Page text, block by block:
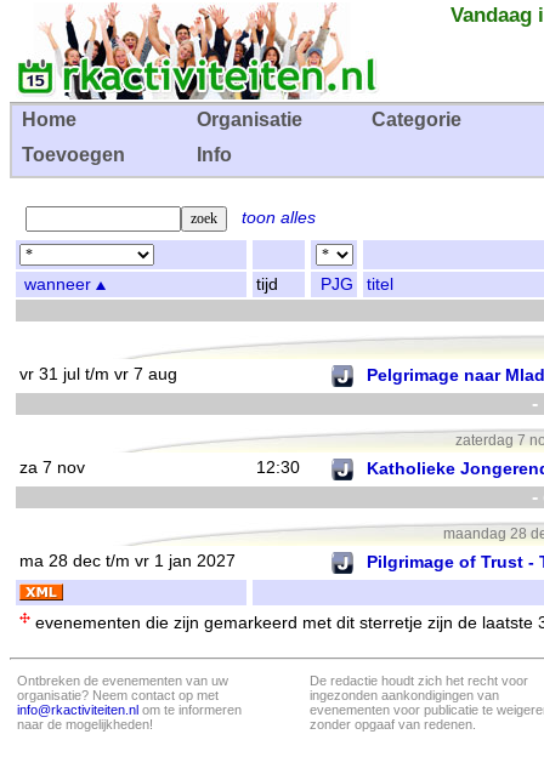
Vandaag
Home Organisatie
Categorie
Toevoegen
Info
toon alles
wanneer tijd PJG titel
vr 31 jul t/m vr 7 aug Pelgrimage naar
-
zaterdag 7
za 7 nov 12:30 Katholieke
-
maandag 28
ma 28 dec t/m vr 1 jan 2027 Pilgrimage of Trust -
evenementen die zijn gemarkeerd met dit sterretje zijn de laatste
Ontbreken de evenementen van uw
organisatie? Neem contact op met
info@rkactiviteiten.nl om te informeren
naar de mogelijkheden!
De redactie houdt zich het recht voor
ingezonden aankondigingen van
evenementen voor publicatie te
zonder opgaaf van redenen.